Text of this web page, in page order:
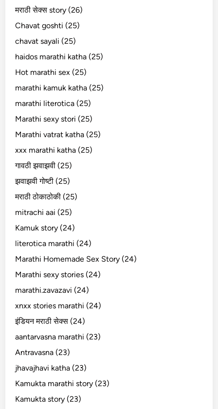
मराठी सेक्स story (26)
Chavat goshti (25)
chavat sayali (25)
haidos marathi katha (25)
Hot marathi sex (25)
marathi kamuk katha (25)
marathi literotica (25)
Marathi sexy stori (25)
Marathi vatrat katha (25)
xxx marathi katha (25)
गावठी झवाझवी (25)
झवाझवी गोष्टी (25)
मराठी ठोकाठोकी (25)
mitrachi aai (25)
Kamuk story (24)
literotica marathi (24)
Marathi Homemade Sex Story (24)
Marathi sexy stories (24)
marathi.zavazavi (24)
xnxx stories marathi (24)
इंडियन मराठी सेक्स (24)
aantarvasna marathi (23)
Antravasna (23)
jhavajhavi katha (23)
Kamukta marathi story (23)
Kamukta story (23)